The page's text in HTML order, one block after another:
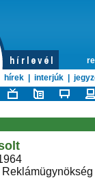
hírek
interjúk